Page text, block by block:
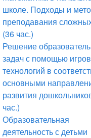
школе. Подходы и
преподавания
(36 час.)
Решение
задач с помощью
технологий в
основными
развития
час.)
Образовательная
деятельность с детьми